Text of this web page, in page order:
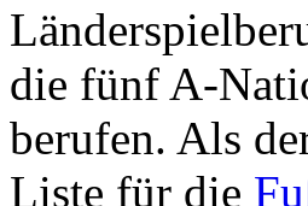
die fünf A-
berufen. Als
Liste für die